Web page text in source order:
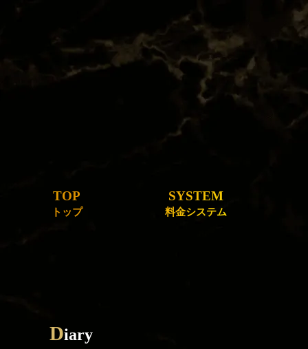
TOP
トップ
SYSTEM
料金システム
Diary